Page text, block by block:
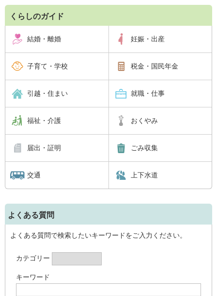
くらしのガイド
結婚・離婚 妊娠・出産
子育て・学校 税金・国民年金
引越・住まい 就職・仕事
福祉・介護 おくやみ
届出・証明 ごみ収集
交通 上下水道
よくある質問
よくある質問で検索したいキーワードをご入力ください。
カテゴリー
キーワード